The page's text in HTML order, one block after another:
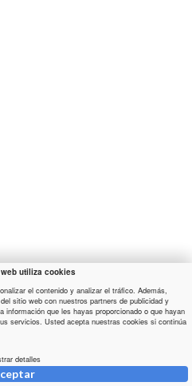
utiliza cookies
el contenido y analizar el tráfico. Además,
sitio web con nuestros partners de publicidad y
información que les hayas proporcionado o que hayan
servicios. Usted acepta nuestras cookies si continúa
detalles